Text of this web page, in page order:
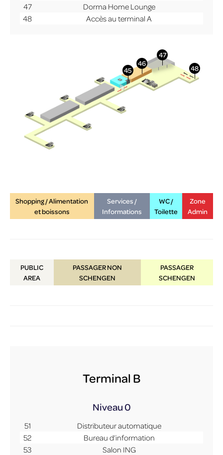
47
Dorma Home Lounge
48
Accès au terminal A
Shopping / Alimentation
et boissons
Services /
Informations
WC /
Toilette
Zone
Admin
PUBLIC
AREA
PASSAGER NON
SCHENGEN
PASSAGER
SCHENGEN
Terminal B
Niveau 0
51
Distributeur automatique
52
Bureau d’information
53
Salon ING